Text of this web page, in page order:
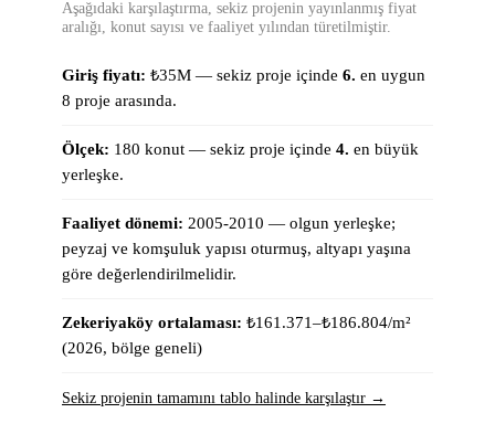
Aşağıdaki karşılaştırma, sekiz projenin yayınlanmış fiyat
aralığı, konut sayısı ve faaliyet yılından türetilmiştir.
Giriş fiyatı: ₺35M — sekiz proje içinde 6. en uygun
8 proje arasında.
Ölçek: 180 konut — sekiz proje içinde 4. en büyük
yerleşke.
Faaliyet dönemi: 2005-2010 — olgun yerleşke;
peyzaj ve komşuluk yapısı oturmuş, altyapı yaşına
göre değerlendirilmelidir.
Zekeriyaköy ortalaması: ₺161.371–₺186.804/m²
(2026, bölge geneli)
Sekiz projenin tamamını tablo halinde karşılaştır →